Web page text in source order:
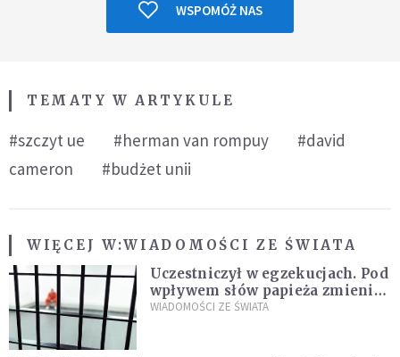
WSPOMÓŻ NAS
TEMATY W ARTYKULE
#szczyt ue #herman van rompuy
#david
cameron
#budżet unii
WIĘCEJ W:WIADOMOŚCI ZE ŚWIATA
Uczestniczył w egzekucjach. Pod
wpływem słów papieża zmienił
zdanie
WIADOMOŚCI ZE ŚWIATA